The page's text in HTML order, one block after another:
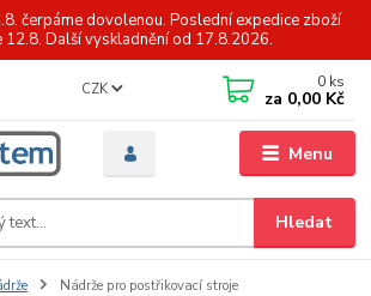
čerpáme dovolenou. Poslední expedice zboží
12.8. Další vyskladnění od 17.8.2026.
Menu
CZK
Hledat
0 ks
za 0,00 Kč
Nádrže pro postřikovací stroje